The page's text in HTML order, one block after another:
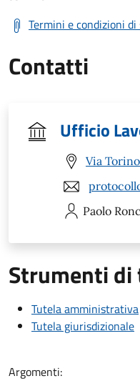
Termini e condizioni
Contatti
Ufficio
Via
Paolo
Strumenti
Tutela amministrativa
Tutela giurisdizionale
Argomenti: